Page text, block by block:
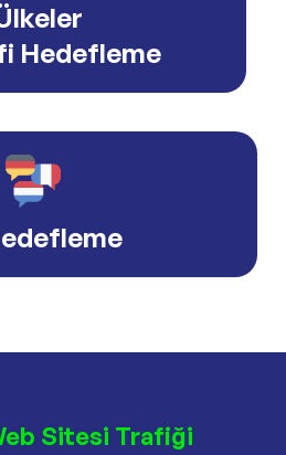
Hedefleme
Sitesi Trafiği